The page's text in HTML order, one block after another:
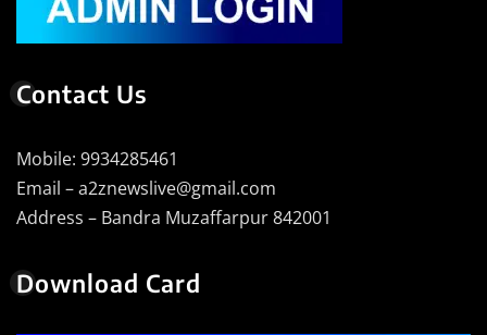
Contact Us
Mobile: 9934285461
Email – a2znewslive@gmail.com
Address – Bandra Muzaffarpur 842001
Download Card